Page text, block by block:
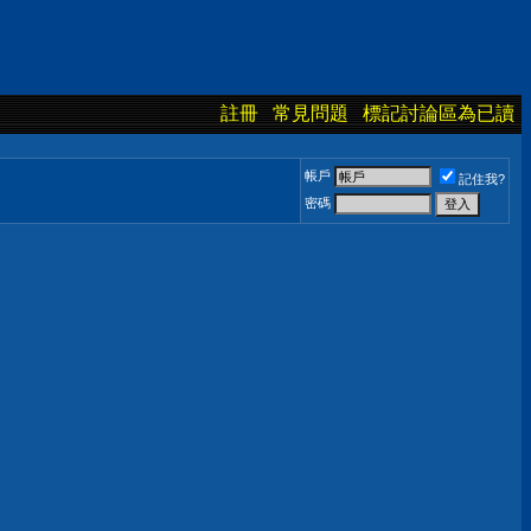
註冊 常見問題 標記討論區為已讀
帳戶
記住我?
密碼